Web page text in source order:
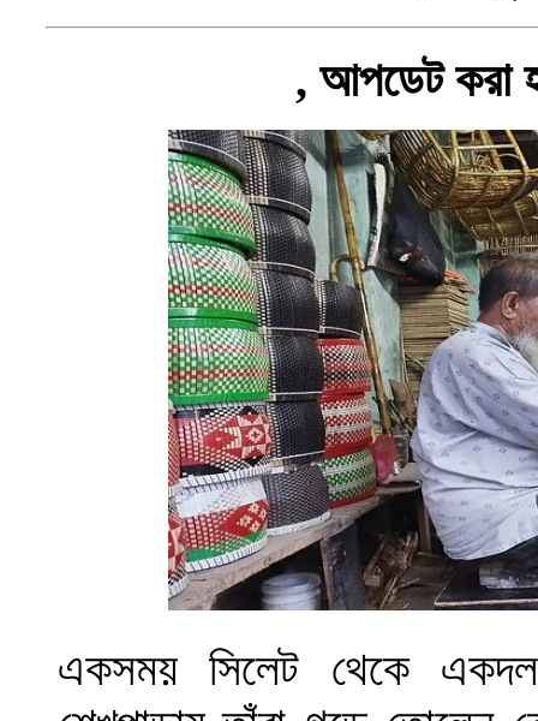
, আপডেট করা
একসময় সিলেট থেকে